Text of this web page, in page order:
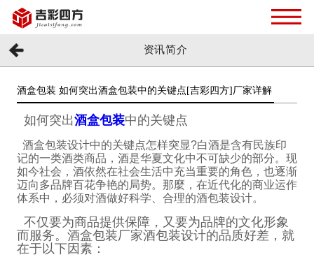
资讯简介
酒盒包装 如何突出酒盒包装中的关键点[吉彩四方]厂家详解
如何突出酒盒包装中的关键点
酒盒包装设计中的关键点怎样突显?白酒是含有民族印
记的一类酒类商品，酒是华夏文化中不可缺少的部分。现
如今社会，酒依然在社会生活中充当重要的角色，也逐渐
迈向多品牌百花争艳的局势。那麼，在近代化的商业运作
体系中，必须对酒做好科学、合理的酒包装设计。
不仅要为商品提供保障，又要为品牌的文化形象
而服务。酒盒包装厂家酒包装设计的品质好差，就
在于以下因素：